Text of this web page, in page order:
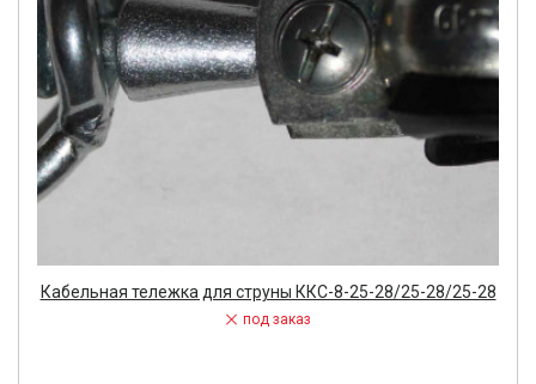
Кабельная тележка для струны ККС-8-25-28/25-28/25-28
под заказ